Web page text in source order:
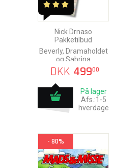
Nick Drnaso
Pakketilbud
Beverly, Dramaholdet
og Sabrina
DKK 49900
På lager
Afs.:1-5
hverdage
- 80%